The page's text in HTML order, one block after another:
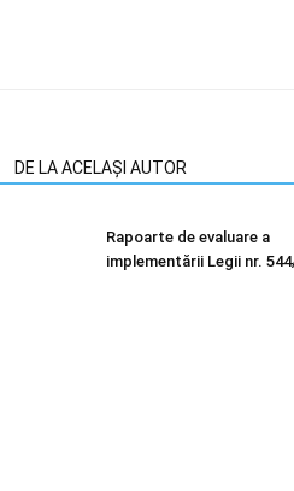
DE LA ACELAȘI AUTOR
Rapoarte de evaluare a
implementării Legii nr.